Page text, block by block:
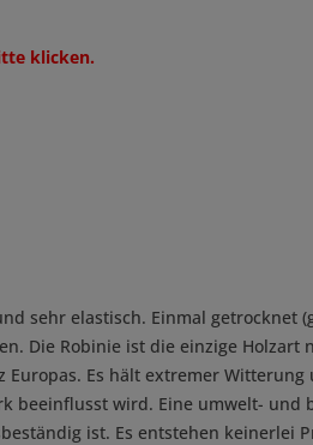
klicken.
sehr elastisch. Einmal getrocknet
Die Robinie ist die einzige Holzart
Es hält extremer
beeinflusst wird. Eine umwelt-
ist. Es entstehen keinerlei